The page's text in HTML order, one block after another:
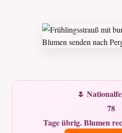
🌷
78
Tage übrig. Blumen